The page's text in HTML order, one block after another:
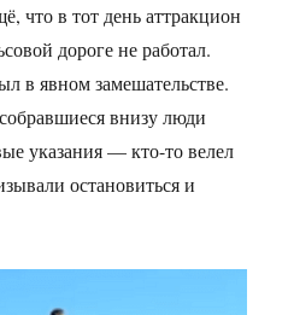
что в тот день аттракцион
дороге не работал.
в явном замешательстве.
внизу люди
указания — кто-то велел
остановиться и